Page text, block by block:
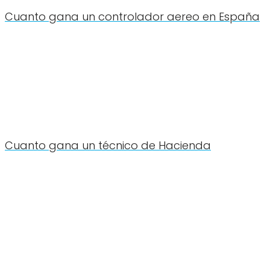
Cuanto gana un controlador aereo en España
Cuanto gana un técnico de Hacienda